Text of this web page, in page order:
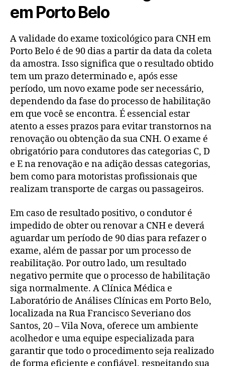
em Porto Belo
A validade do exame toxicológico para CNH em
Porto Belo é de 90 dias a partir da data da coleta
da amostra. Isso significa que o resultado obtido
tem um prazo determinado e, após esse
período, um novo exame pode ser necessário,
dependendo da fase do processo de habilitação
em que você se encontra. É essencial estar
atento a esses prazos para evitar transtornos na
renovação ou obtenção da sua CNH. O exame é
obrigatório para condutores das categorias C, D
e E na renovação e na adição dessas categorias,
bem como para motoristas profissionais que
realizam transporte de cargas ou passageiros.
Em caso de resultado positivo, o condutor é
impedido de obter ou renovar a CNH e deverá
aguardar um período de 90 dias para refazer o
exame, além de passar por um processo de
reabilitação. Por outro lado, um resultado
negativo permite que o processo de habilitação
siga normalmente. A Clínica Médica e
Laboratório de Análises Clínicas em Porto Belo,
localizada na Rua Francisco Severiano dos
Santos, 20 – Vila Nova, oferece um ambiente
acolhedor e uma equipe especializada para
garantir que todo o procedimento seja realizado
de forma eficiente e confiável, respeitando sua